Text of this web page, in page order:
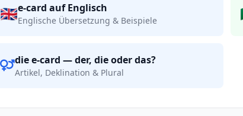
🇬🇧e-card auf Englisch
Englische Übersetzung & Beispiele
die e-card — der, die oder das?
Artikel, Deklination & Plural